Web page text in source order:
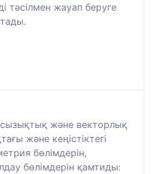
тәсілмен жауап беруге
және векторлық
және кеңістіктегі
бөлімдерін,
бөлімдерін қамтиды: